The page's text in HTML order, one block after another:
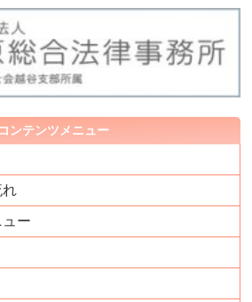
コンテンツメニュー
れ
ー